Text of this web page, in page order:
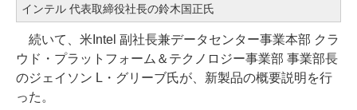
インテル 代表取締役社長の鈴木国正氏
続いて、米Intel 副社長兼データセンター事業本部 クラ
ウド・プラットフォーム＆テクノロジー事業部 事業部長
のジェイソン L・グリーブ氏が、新製品の概要説明を行
った。